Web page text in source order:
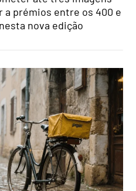
a prémios entre os 400 e
nova edição